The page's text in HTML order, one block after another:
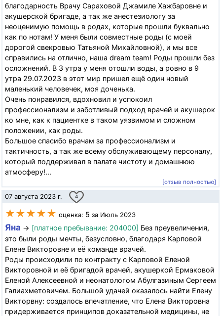
благодарность Врачу Сараховой Джамиле Хажбаровне и
акушерской бригаде, а так же анестезиологу за
неоценимую помощь в родах, которые прошли буквально
как по нотам! У меня были совместные роды (с моей
дорогой свекровью Татьяной Михайловной), и мы все
справились на отлично, наша dream team! Роды прошли без
осложнений. В 3 утра у меня отошли воды, а ровно в 9
утра 29.07.2023 в этот мир пришел ещё один новый
маленький человечек, моя доченька.
Очень понравился, вдохновил и успокоил
профессионализм и заботливый подход врачей и акушерок
ко мне, как к пациентке в таком уязвимом и сложном
положении, как роды.
Большое спасибо врачам за профессионализм и
тактичность, а так же всему обслуживающему персоналу,
который поддерживал в палате чистоту и домашнюю
атмосферу!...
[отзыв полностью]
07 августа 2023 г. 4
★★★★★ оценка: 5 за Июль 2023
Яна → [платное пребывание: 204000] Без преувеличения,
это были роды мечты, безусловно, благодаря Карповой
Елене Викторовне и её команде врачей.
Роды происходили по контракту с Карповой Еленой
Викторовной и её бригадой врачей, акушеркой Ермаковой
Еленой Алексеевной и неонатологом Абулгазиным Сергеем
Галиахметовичем. Большой удачей оказалось найти Елену
Викторвну: создалось впечатление, что Елена Викторовна
придерживается принципов доказательной медицины, не